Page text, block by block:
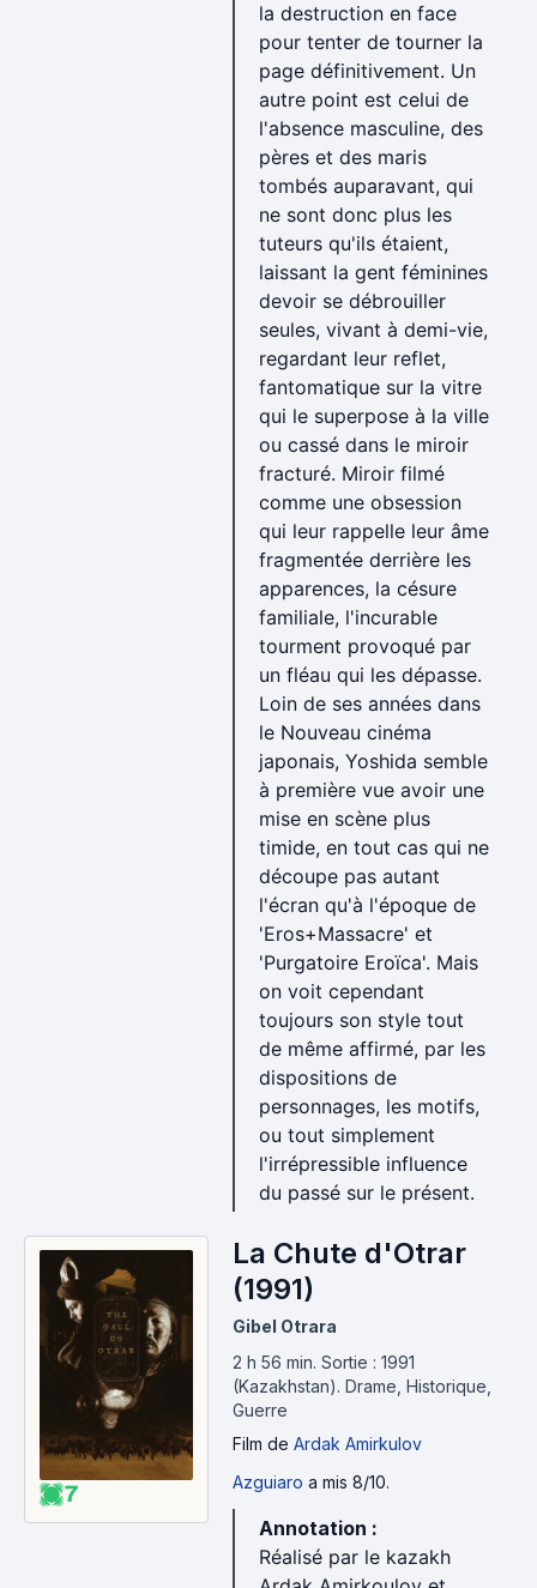
la destruction en face
pour tenter de tourner la
page définitivement. Un
autre point est celui de
l'absence masculine, des
pères et des maris
tombés auparavant, qui
ne sont donc plus les
tuteurs qu'ils étaient,
laissant la gent féminines
devoir se débrouiller
seules, vivant à demi-vie,
regardant leur reflet,
fantomatique sur la vitre
qui le superpose à la ville
ou cassé dans le miroir
fracturé. Miroir filmé
comme une obsession
qui leur rappelle leur âme
fragmentée derrière les
apparences, la césure
familiale, l'incurable
tourment provoqué par
un fléau qui les dépasse.
Loin de ses années dans
le Nouveau cinéma
japonais, Yoshida semble
à première vue avoir une
mise en scène plus
timide, en tout cas qui ne
découpe pas autant
l'écran qu'à l'époque de
'Eros+Massacre' et
'Purgatoire Eroïca'. Mais
on voit cependant
toujours son style tout
de même affirmé, par les
dispositions de
personnages, les motifs,
ou tout simplement
l'irrépressible influence
du passé sur le présent.
7
La Chute d'Otrar
(1991)
Gibel Otrara
2 h 56 min. Sortie : 1991
(Kazakhstan). Drame, Historique,
Guerre
Film de Ardak Amirkulov
Azguiaro a mis 8/10.
Annotation :
Réalisé par le kazakh